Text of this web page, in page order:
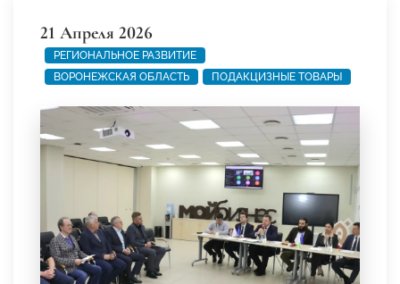
21 Апреля 2026
РЕГИОНАЛЬНОЕ РАЗВИТИЕ
ВОРОНЕЖСКАЯ ОБЛАСТЬ
ПОДАКЦИЗНЫЕ ТОВАРЫ